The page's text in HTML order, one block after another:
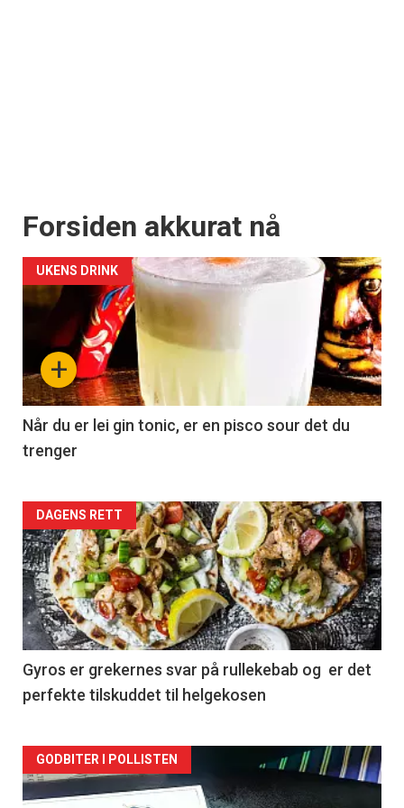
Forsiden akkurat nå
+
UKENS DRINK
Når du er lei gin tonic, er en pisco sour det du
trenger
Forsiden
akkurat
nå
-
2
DAGENS RETT
Gyros er grekernes svar på rullekebab og er det
perfekte tilskuddet til helgekosen
Forsiden
akkurat
GODBITER I POLLISTEN